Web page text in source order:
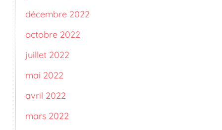
décembre 2022
octobre 2022
juillet 2022
mai 2022
avril 2022
mars 2022